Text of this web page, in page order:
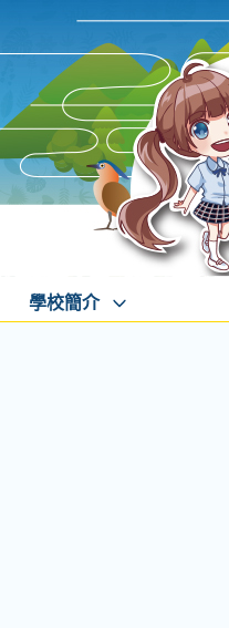
學校簡介